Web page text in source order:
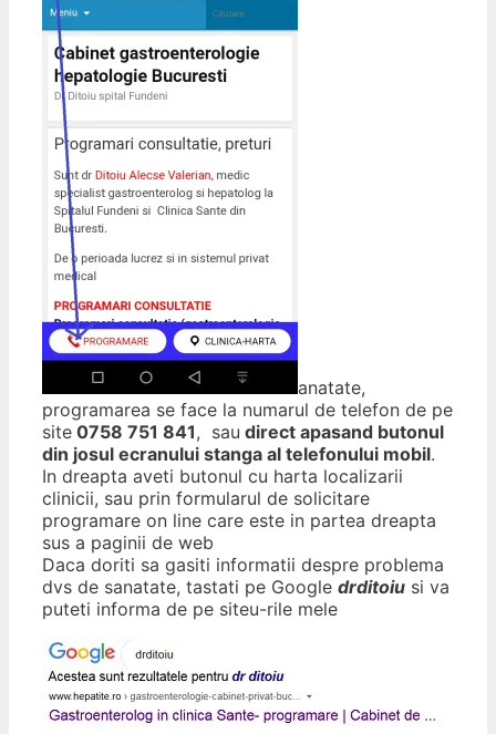
anatate,
programarea se face la numarul de telefon de pe
site 0758 751 841, sau direct apasand butonul
din josul ecranului stanga al telefonului mobil.
In dreapta aveti butonul cu harta localizarii
clinicii, sau prin formularul de solicitare
programare on line care este in partea dreapta
sus a paginii de web
Daca doriti sa gasiti informatii despre problema
dvs de sanatate, tastati pe Google drditoiu si va
puteti informa de pe siteu-rile mele